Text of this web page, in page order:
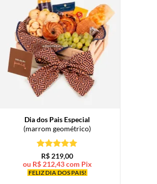
Dia dos Pais Especial
(marrom geométrico)
Avaliação5
de 5
R$ 219,00
ou R$212,43com Pix
FELIZ DIA DOS PAIS!